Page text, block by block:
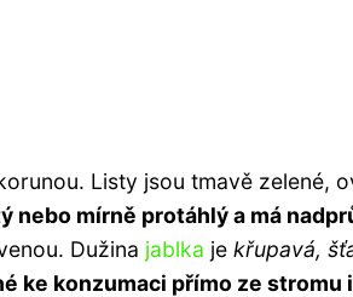
Listy jsou tmavě zelené,
nebo mírně protáhlý a má
Dužina jablka je křupavá,
ke konzumaci přímo ze stromu